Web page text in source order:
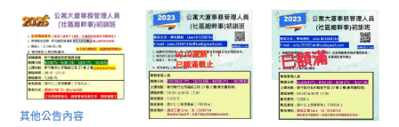
其他公告內容